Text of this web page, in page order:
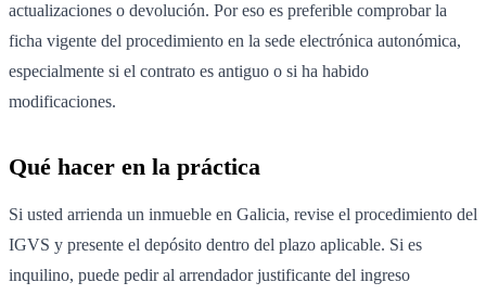
actualizaciones o devolución. Por eso es preferible comprobar la
ficha vigente del procedimiento en la sede electrónica autonómica,
especialmente si el contrato es antiguo o si ha habido
modificaciones.
Qué hacer en la práctica
Si usted arrienda un inmueble en Galicia, revise el procedimiento del
IGVS y presente el depósito dentro del plazo aplicable. Si es
inquilino, puede pedir al arrendador justificante del ingreso